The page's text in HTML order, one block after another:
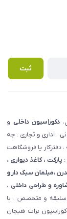
ثبت
دکوراسیون داخلی و
، اداری و تجاری . چه
یا فروشگاهت
:پارکت ، کاغذ دیواری ،
،مبلمان سبک دار و
و طراحی داخلی ،
و متخصص ، با
برات هیجان